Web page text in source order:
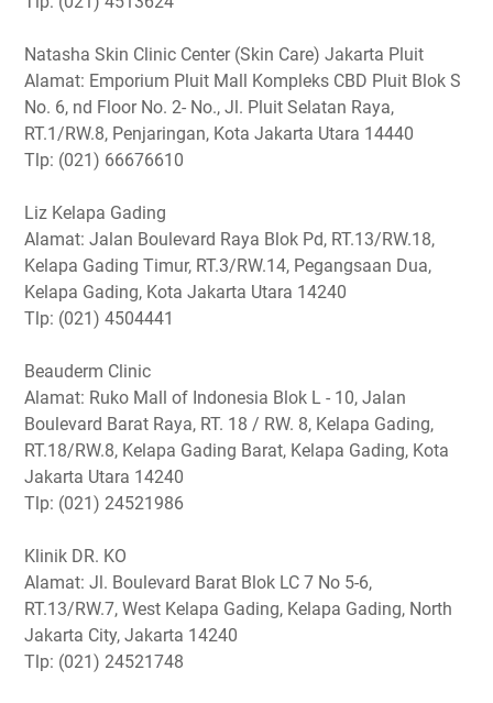
Natasha Skin Clinic Center (Skin Care) Jakarta Pluit
Alamat: Emporium Pluit Mall Kompleks CBD Pluit Blok S
No. 6, nd Floor No. 2- No., Jl. Pluit Selatan Raya,
RT.1/RW.8, Penjaringan, Kota Jakarta Utara 14440
Tlp: (021) 66676610
Liz Kelapa Gading
Alamat: Jalan Boulevard Raya Blok Pd, RT.13/RW.18,
Kelapa Gading Timur, RT.3/RW.14, Pegangsaan Dua,
Kelapa Gading, Kota Jakarta Utara 14240
Tlp: (021) 4504441
Beauderm Clinic
Alamat: Ruko Mall of Indonesia Blok L - 10, Jalan
Boulevard Barat Raya, RT. 18 / RW. 8, Kelapa Gading,
RT.18/RW.8, Kelapa Gading Barat, Kelapa Gading, Kota
Jakarta Utara 14240
Tlp: (021) 24521986
Klinik DR. KO
Alamat: Jl. Boulevard Barat Blok LC 7 No 5-6,
RT.13/RW.7, West Kelapa Gading, Kelapa Gading, North
Jakarta City, Jakarta 14240
Tlp: (021) 24521748